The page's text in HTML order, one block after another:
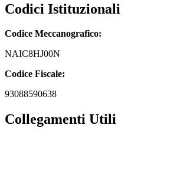
Codici Istituzionali
Codice Meccanografico:
NAIC8HJ00N
Codice Fiscale:
93088590638
Collegamenti Utili